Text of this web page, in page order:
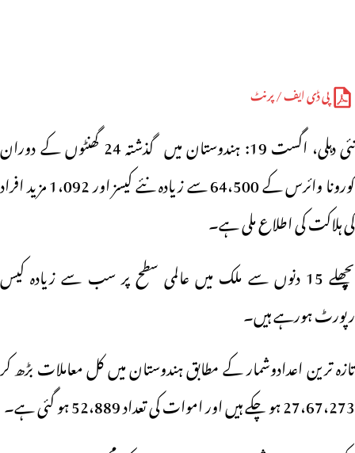
پی ڈی ایف / پرنٹ
نئی دہلی، اگست 19: ہندوستان میں گذشتہ 24 گھنٹوں کے دوران
کورونا وائرس کے 64،500 سے زیادہ نئے کیسز اور 1،092 مزید افراد
کی ہلاکت کی اطلاع ملی ہے۔
پچھلے 15 دنوں سے ملک میں عالمی سطح پر سب سے زیادہ کیس
رپورٹ ہورہے ہیں۔
تازہ ترین اعدادوشمار کے مطابق ہندوستان میں کل معاملات بڑھ کر
27،67،273 ہو چکے ہیں اور اموات کی تعداد 52،889 ہو گئی ہے۔